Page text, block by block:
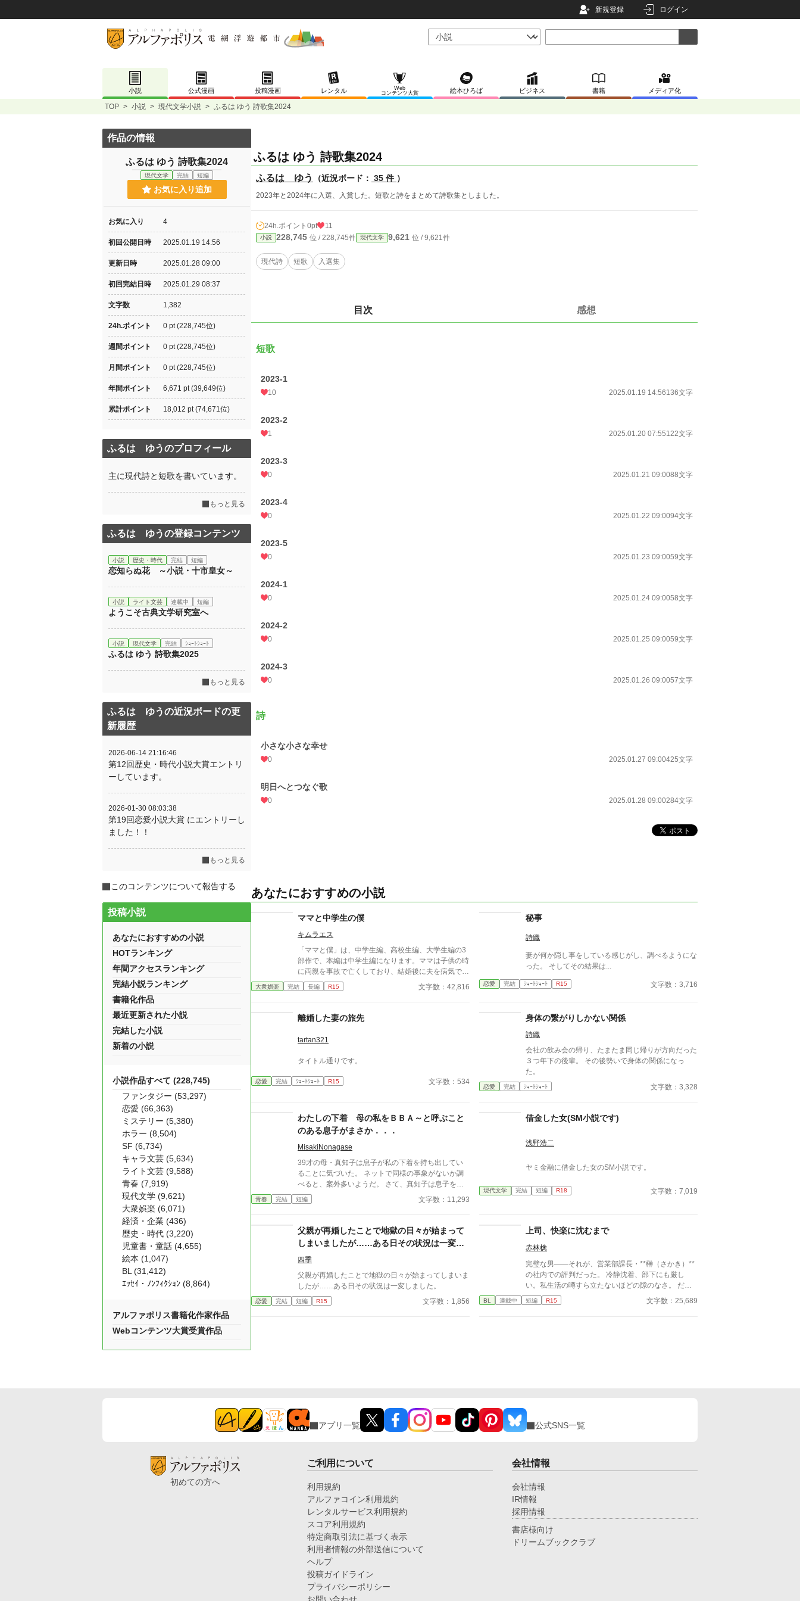
新規登録 ログイン
小説 公式漫画 投稿漫画 レンタル
Web
コンテンツ大賞
絵本ひろば ビジネス 書籍 メディア化
TOP > 小説 > 現代文学小説 > ふるは ゆう 詩歌集2024
ふるは ゆう 詩歌集2024
ふるは ゆう （近況ボード： 35 件 ）
2023年と2024年に入選、入賞した。短歌と詩をまとめて詩歌集としました。
24h.ポイント 0pt 11
小説 228,745 位 / 228,745件 現代文学 9,621 位 / 9,621件
現代詩 短歌 入選集
目次 感想
短歌
2023-1
10 2025.01.19 14:56136文字
2023-2
1 2025.01.20 07:55122文字
2023-3
0 2025.01.21 09:0088文字
2023-4
0 2025.01.22 09:0094文字
2023-5
0 2025.01.23 09:0059文字
2024-1
0 2025.01.24 09:0058文字
2024-2
0 2025.01.25 09:0059文字
2024-3
0 2025.01.26 09:0057文字
詩
小さな小さな幸せ
0 2025.01.27 09:00425文字
明日へとつなぐ歌
0 2025.01.28 09:00284文字
あなたにおすすめの小説
ママと中学生の僕
キムラエス
「ママと僕」は、中学生編、高校生編、大学生編の3
部作で、本編は中学生編になります。ママは子供の時
に両親を事故で亡くしており、結婚後に夫を病気で失
い、身内として残された僕に精神的に依存をするよう
になる。幼少期の「僕」はそのママの依存が嬉しく、
考える。成長し、性に目覚め始めた中学生の「僕」は
自分の性もママとの日常の中で処理すべきものと疑わ
ず、ママも戸惑いながらもママに甘える「僕」に満足
に反していることは理解しているが、ママとの甘美な
学生の僕」の営みを描いてみました。
大衆娯楽 完結 長編 R15 文字数：42,816
秘事
詩織
妻が何か隠し事をしている感じがし、調べるようにな
った。 そしてその結果は...
恋愛 完結 ｼｮｰﾄｼｮｰﾄ R15 文字数：3,716
離婚した妻の旅先
tartan321
タイトル通りです。
恋愛 完結 ｼｮｰﾄｼｮｰﾄ R15 文字数：534
身体の繋がりしかない関係
詩織
会社の飲み会の帰り、たまたま同じ帰りが方向だった
３つ年下の後輩。 その後勢いで身体の関係になっ
た。
恋愛 完結 ｼｮｰﾄｼｮｰﾄ 文字数：3,328
わたしの下着 母の私をＢＢＡ～と呼ぶこと
のある息子がまさか．．．
MisakiNonagase
39才の母・真知子は息子が私の下着を持ち出してい
ることに気づいた。 ネットで同様の事象がないか調
べると、案外多いようだ。 さて、真知子は息子を問
い詰める？ それとも気づかないふりを続けてあげる
青春 完結 短編 文字数：11,293
借金した女(SМ小説です)
浅野浩二
ヤミ金融に借金した女のSМ小説です。
現代文学 完結 短編 R18 文字数：7,019
父親が再婚したことで地獄の日々が始まって
しまいましたが……ある日その状況は一変し
ました。
四季
父親が再婚したことで地獄の日々が始まってしまいま
したが……ある日その状況は一変しました。
恋愛 完結 短編 R15 文字数：1,856
上司、快楽に沈むまで
赤林檎
完璧な男――それが、営業部課長・**榊（さかき）**
の社内での評判だった。 冷静沈着、部下にも厳し
い。私生活の噂すら立たないほどの隙のなさ。 だ
が、その“完璧”が崩れる日がくるとは、誰も想像して
いなかった。 入社三年目の篠原は、榊の直属の部
も、許すこともできないまま、 彼は“部下”の手によっ
て、ひとつずつ乱されていく。 言葉で支配され、触
れられないほどに深い。 だが、篠原の視線の奥に宿
るのは、ただの欲望ではなかった。 そこには、ずっ
「俺、前から思ってたんです。 あなたが誰かに“支
配される”ところ、きっと綺麗だろうなって」 支配す
る側だったはずの男が、 支配されることで初めて“生
きている”と感じてしまう――。 上司と部下、立場も
理性も、すべてが絡み合うオフィスの夜。 秘密の扉
を開けた榊は、もう戻れない。 快楽に溺れるその瞬
BL 連載中 短編 R15 文字数：25,689
作品の情報
ふるは ゆう 詩歌集2024
現代文学 完結 短編
お気に入り追加
お気に入り 4
初回公開日時 2025.01.19 14:56
更新日時 2025.01.28 09:00
初回完結日時 2025.01.29 08:37
文字数 1,382
24h.ポイント 0 pt (228,745位)
週間ポイント 0 pt (228,745位)
月間ポイント 0 pt (228,745位)
年間ポイント 6,671 pt (39,649位)
累計ポイント 18,012 pt (74,671位)
ふるは ゆうのプロフィール
主に現代詩と短歌を書いています。
もっと見る
ふるは ゆうの登録コンテンツ
小説 歴史・時代 完結 短編
恋知らぬ花 ～小説・十市皇女～
小説 ライト文芸 連載中 短編
ようこそ古典文学研究室へ
小説 現代文学 完結 ｼｮｰﾄｼｮｰﾄ
ふるは ゆう 詩歌集2025
もっと見る
ふるは ゆうの近況ボードの更
新履歴
2026-06-14 21:16:46
第12回歴史・時代小説大賞エントリ
ーしています。
2026-01-30 08:03:38
第19回恋愛小説大賞 にエントリーし
ました！！
もっと見る
このコンテンツについて報告する
投稿小説
あなたにおすすめの小説
HOTランキング
年間アクセスランキング
完結小説ランキング
書籍化作品
最近更新された小説
完結した小説
新着の小説
小説作品すべて (228,745)
ファンタジー (53,297)
恋愛 (66,363)
ミステリー (5,380)
ホラー (8,504)
SF (6,734)
キャラ文芸 (5,634)
ライト文芸 (9,588)
青春 (7,919)
現代文学 (9,621)
大衆娯楽 (6,071)
経済・企業 (436)
歴史・時代 (3,220)
児童書・童話 (4,655)
絵本 (1,047)
BL (31,412)
ｴｯｾｲ・ﾉﾝﾌｨｸｼｮﾝ (8,864)
アルファポリス書籍化作家作品
Webコンテンツ大賞受賞作品
アプリ一覧 公式SNS一覧
初めての方へ
ご利用について
利用規約
アルファコイン利用規約
レンタルサービス利用規約
スコア利用規約
特定商取引法に基づく表示
利用者情報の外部送信について
ヘルプ
投稿ガイドライン
プライバシーポリシー
会社情報
会社情報
IR情報
採用情報
書店様向け
ドリームブッククラブ